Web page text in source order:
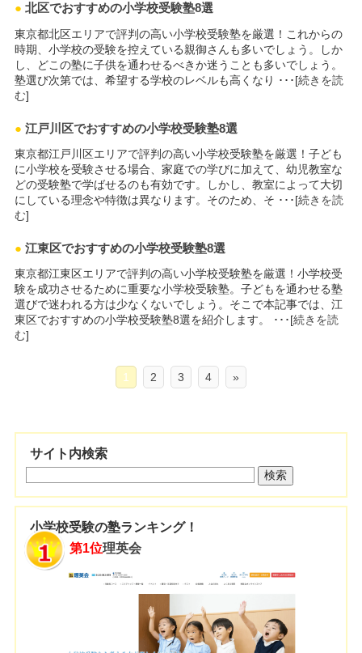
● 北区でおすすめの小学校受験塾8選
東京都北区エリアで評判の高い小学校受験塾を厳選！これからの
時期、小学校の受験を控えている親御さんも多いでしょう。しか
し、どこの塾に子供を通わせるべきか迷うことも多いでしょう。
塾選び次第では、希望する学校のレベルも高くなり ･･･[続きを読
む]
● 江戸川区でおすすめの小学校受験塾8選
東京都江戸川区エリアで評判の高い小学校受験塾を厳選！子ども
に小学校を受験させる場合、家庭での学びに加えて、幼児教室な
どの受験塾で学ばせるのも有効です。しかし、教室によって大切
にしている理念や特徴は異なります。そのため、そ ･･･[続きを読
む]
● 江東区でおすすめの小学校受験塾8選
東京都江東区エリアで評判の高い小学校受験塾を厳選！小学校受
験を成功させるために重要な小学校受験塾。子どもを通わせる塾
選びで迷われる方は少なくないでしょう。そこで本記事では、江
東区でおすすめの小学校受験塾8選を紹介します。 ･･･[続きを読
む]
1 2 3 4 »
サイト内検索
小学校受験の塾ランキング！
第1位理英会